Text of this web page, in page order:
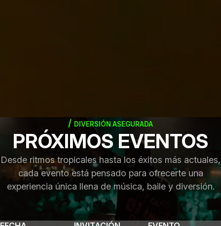
DIVERSIÓN ASEGURADA
PRÓXIMOS EVENTOS
Desde ritmos tropicales hasta los éxitos más actuales,
cada evento está pensado para ofrecerte una
experiencia única llena de música, baile y diversión.